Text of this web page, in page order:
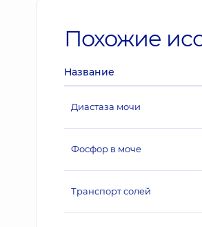
Похожие
Название
Диастаза мочи
Фосфор в моче
Транспорт солей